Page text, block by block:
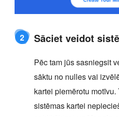
2 Sāciet veidot
Pēc tam jūs sasniegsit
sāktu no nulles vai
kartei piemērotu
sistēmas kartei